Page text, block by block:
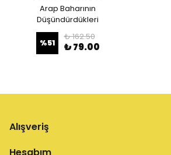
Arap Baharının
Düşündürdükleri
%51
₺ 162.50
₺ 79.00
Alışveriş